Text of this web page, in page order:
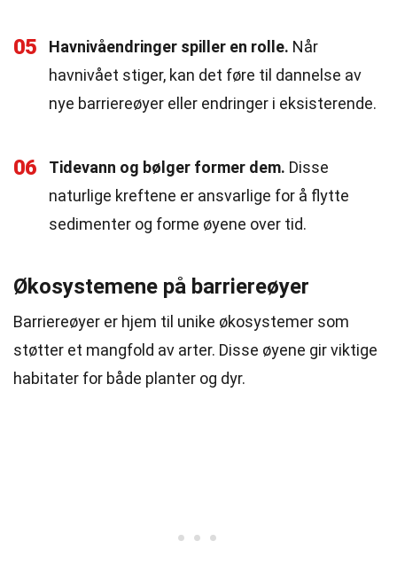
05 Havnivåendringer spiller en rolle. Når
havnivået stiger, kan det føre til dannelse av
nye barriereøyer eller endringer i eksisterende.
06 Tidevann og bølger former dem. Disse
naturlige kreftene er ansvarlige for å flytte
sedimenter og forme øyene over tid.
Økosystemene på barriereøyer
Barriereøyer er hjem til unike økosystemer som
støtter et mangfold av arter. Disse øyene gir viktige
habitater for både planter og dyr.